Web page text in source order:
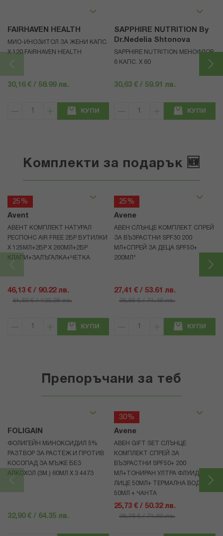
FAIRHAVEN HEALTH
МИО-ИНОЗИТОЛ ЗА ЖЕНИ КАПС.
Х 120 FAIRHAVEN HEALTH
30,16 € / 58.99 лв.
КУПИ
SAPPHIRE NUTRITION By
Dr.Nedelia Shtonova
SAPPHIRE NUTRITION МЕНОФЛОР
6 КАПС. X 60
30,63 € / 59.91 лв.
КУПИ
Комплекти за подарък 🆕
25%
Avent
АВЕНТ КОМПЛЕКТ НАТУРАЛ
РЕСПОНС AIR FREE 2БР БУТИЛКИ
Х 125МЛ+2БР Х 260МЛ+2БР
КЛАПИ+ЗАЛЪГАЛКА+ЧЕТКА
46,13 € / 90.22 лв.
61,50 € / 120.28 лв.
КУПИ
25%
Avene
АВЕН СЛЪНЦЕ КОМПЛЕКТ СПРЕЙ
ЗА ВЪЗРАСТНИ SPF30 200
МЛ+СПРЕЙ ЗА ДЕЦА SPF50+
200МЛ*
27,41 € / 53.61 лв.
36,55 € / 71.49 лв.
КУПИ
Препоръчани за теб
FOLIGAIN
ФОЛИГЕЙН МИНОКСИДИЛ 5%
РАЗТВОР ЗА РАСТЕЖ И ПРОТИВ
КОСОПАД ЗА МЪЖЕ БЕЗ
АЛКОХОЛ (3М.) 60МЛ X 3 4473
32,90 € / 64.35 лв.
30%
Avene
АВЕН GIFT SET СЛЪНЦЕ
КОМПЛЕКТ СПРЕЙ ЗА
ВЪЗРАСТНИ SPF50+ 200
МЛ+ТОНИРАН УЛТРА ФЛУИД ЗА
ЛИЦЕ 50МЛ+ ТЕРМАЛНА ВОДА
50МЛ + ЧАНТА
25,73 € / 50.32 лв.
36,76 € / 71.90 лв.